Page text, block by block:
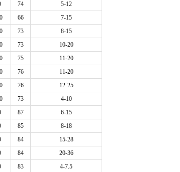
74
5-12
66
7-15
73
8-15
73
10-20
75
11-20
76
11-20
76
12-25
73
4-10
87
6-15
85
8-18
84
15-28
84
20-36
83 4-7.5